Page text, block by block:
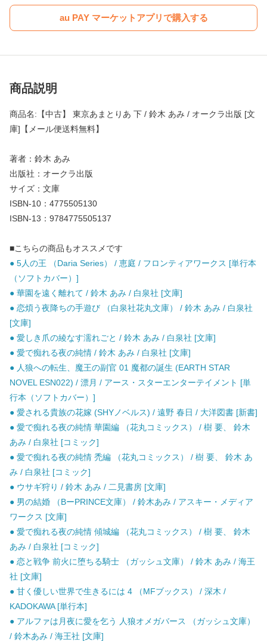
au PAY マーケットアプリで購入する
商品説明
商品名:【中古】 東京あまとりあ 下 / 鈴木 あみ / オークラ出版 [文
庫]【メール便送料無料】
著者：鈴木 あみ
出版社：オークラ出版
サイズ：文庫
ISBN-10：4775505130
ISBN-13：9784775505137
■こちらの商品もオススメです
● 5人の王 （Daria Series） / 恵庭 / フロンティアワークス [単行本
（ソフトカバー）]
● 華園を遠く離れて / 鈴木 あみ / 白泉社 [文庫]
● 恋煩う夜降ちの手遊び （白泉社花丸文庫） / 鈴木 あみ / 白泉社
[文庫]
● 愛しき爪の綾なす濡れごと / 鈴木 あみ / 白泉社 [文庫]
● 愛で痴れる夜の純情 / 鈴木 あみ / 白泉社 [文庫]
● 人狼への転生、魔王の副官 01 魔都の誕生 (EARTH STAR
NOVEL ESN022) / 漂月 / アース・スターエンターテイメント [単
行本（ソフトカバー）]
● 愛される貴族の花嫁 (SHYノベルス) / 遠野 春日 / 大洋図書 [新書]
● 愛で痴れる夜の純情 華園編 （花丸コミックス） / 樹 要、 鈴木
あみ / 白泉社 [コミック]
● 愛で痴れる夜の純情 禿編 （花丸コミックス） / 樹 要、 鈴木 あ
み / 白泉社 [コミック]
● ウサギ狩り / 鈴木 あみ / 二見書房 [文庫]
● 男の結婚 （BーPRINCE文庫） / 鈴木あみ / アスキー・メディア
ワークス [文庫]
● 愛で痴れる夜の純情 傾城編 （花丸コミックス） / 樹 要、 鈴木
あみ / 白泉社 [コミック]
● 恋と戦争 前火に堕ちる騎士 （ガッシュ文庫） / 鈴木 あみ / 海王
社 [文庫]
● 甘く優しい世界で生きるには 4 （MFブックス） / 深木 /
KADOKAWA [単行本]
● アルファは月夜に愛を乞う 人狼オメガバース （ガッシュ文庫）
/ 鈴木あみ / 海王社 [文庫]